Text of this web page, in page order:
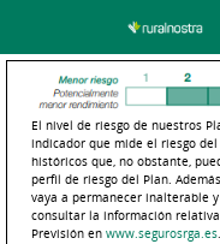
El nivel de riesgo de nuestros
indicador que mide el riesgo
históricos que, no obstante,
perfil de riesgo del Plan.
vaya a permanecer inalterable
consultar la información
Previsión en www.segurosrga.es.